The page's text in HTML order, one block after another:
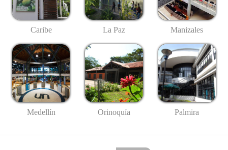
Caribe La Paz Manizales
Medellín Orinoquía Palmira